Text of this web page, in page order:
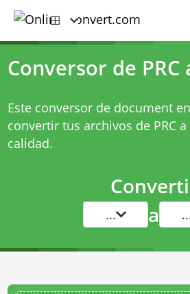
Conversor de PRC
Este conversor de document
convertir tus archivos de PRC a
calidad.
... a